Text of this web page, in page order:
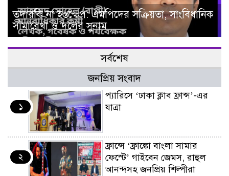
তদারকি না হস্তক্ষেপ: এমপিদের সক্রিয়তা, সাংবিধানিক
সীমারেখা ও দলের সুনাম
সর্বশেষ
জনপ্রিয় সংবাদ
১
প্যারিসে ‘ঢাকা ক্লাব ফ্রান্স’-এর
যাত্রা
২
ফ্রান্সে ‘ফ্রাঙ্কো বাংলা সামার
ফেস্টে’ গাইবেন জেমস, রাহুল
আনন্দসহ জনপ্রিয় শিল্পীরা